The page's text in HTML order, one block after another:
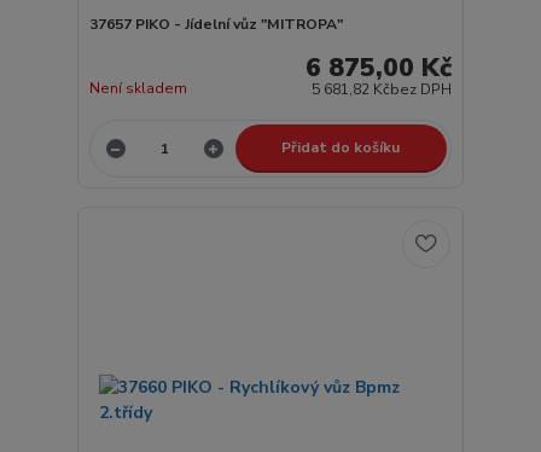
37657 PIKO - Jídelní vůz "MITROPA"
6 875,00 Kč
5 681,82 Kčbez DPH
Není skladem
Přidat do košíku